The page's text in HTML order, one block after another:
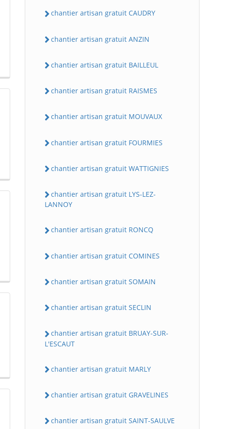
chantier artisan gratuit CAUDRY
chantier artisan gratuit ANZIN
chantier artisan gratuit BAILLEUL
chantier artisan gratuit RAISMES
chantier artisan gratuit MOUVAUX
chantier artisan gratuit FOURMIES
chantier artisan gratuit WATTIGNIES
chantier artisan gratuit LYS-LEZ-
LANNOY
chantier artisan gratuit RONCQ
chantier artisan gratuit COMINES
chantier artisan gratuit SOMAIN
chantier artisan gratuit SECLIN
chantier artisan gratuit BRUAY-SUR-
L'ESCAUT
chantier artisan gratuit MARLY
chantier artisan gratuit GRAVELINES
chantier artisan gratuit SAINT-SAULVE